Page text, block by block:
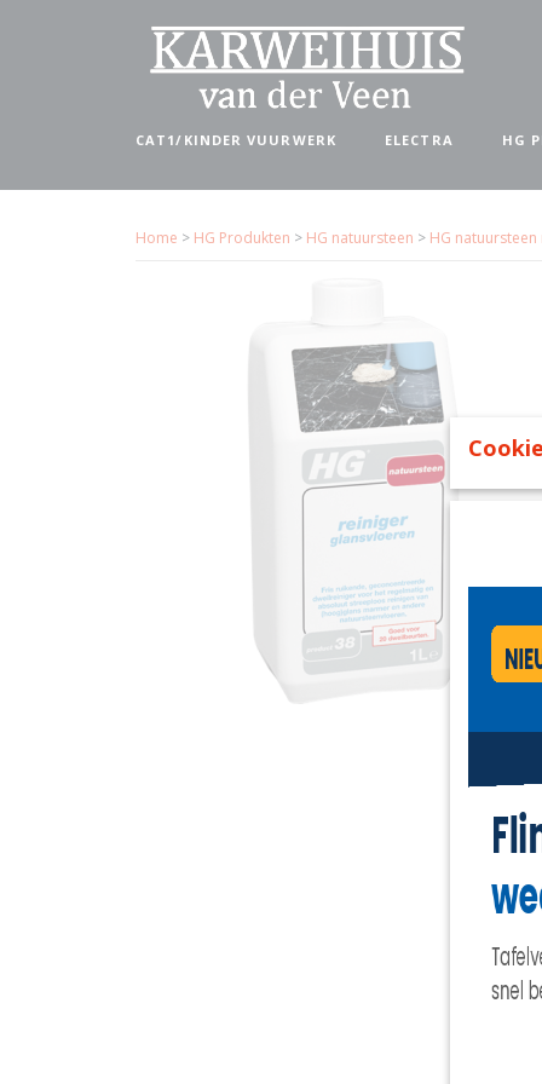
CAT1/KINDER VUURWERK ELECTRA HG
Home > HG Produkten > HG natuursteen > HG